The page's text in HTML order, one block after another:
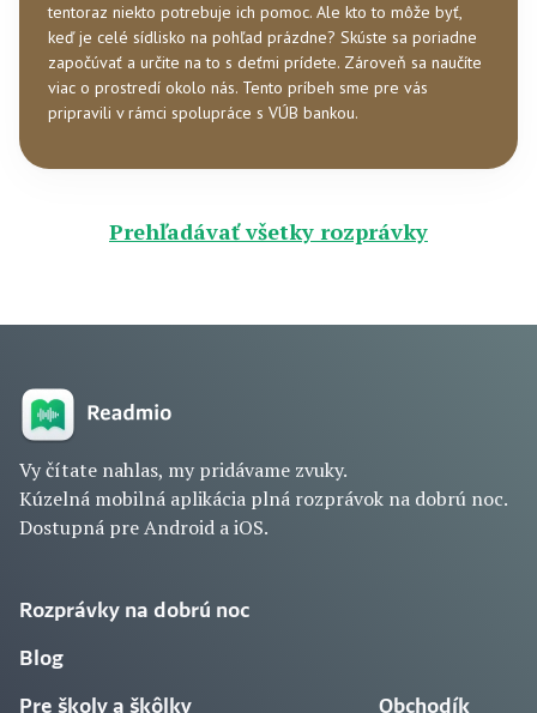
tentoraz niekto potrebuje ich pomoc. Ale kto to môže byť,
keď je celé sídlisko na pohľad prázdne? Skúste sa poriadne
započúvať a určite na to s deťmi prídete. Zároveň sa naučíte
viac o prostredí okolo nás. Tento príbeh sme pre vás
pripravili v rámci spolupráce s VÚB bankou.
Prehľadávať všetky rozprávky
Vy čítate nahlas, my pridávame zvuky.
Kúzelná mobilná aplikácia plná rozprávok na dobrú noc.
Dostupná pre Android a iOS.
Rozprávky na dobrú noc
Blog
Pre školy a škôlky Obchodík